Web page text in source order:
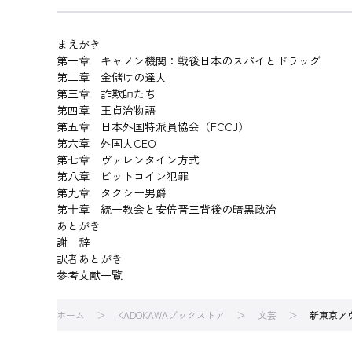
まえがき
第一章 キャノン機関：戦後日本のスパイとドラッグ
第二章 金儲けの達人
第三章 詐欺師たち
第四章 王貞治物語
第五章 日本外国特派員協会（FCCJ）
第六章 外国人CEO
第七章 ヴァレンタイン方式
第八章 ビットコイン犯罪
第九章 タクシー男爵
第十章 統一教会と安倍晋三背後の暗黒政治
あとがき
謝 辞
訳者あとがき
参考文献一覧
ホーム KADOKAWAブックストア 文芸 新東京ア